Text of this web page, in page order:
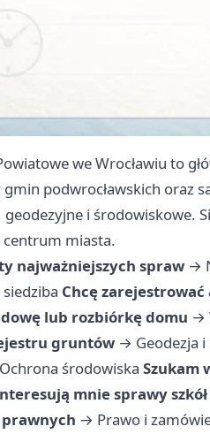
we Wrocławiu to
podwrocławskich oraz
i środowiskowe.
centrum miasta.
najważniejszych spraw →
Chcę
lub rozbiórkę domu →
gruntów → Geodezja
Ochrona środowiska Szukam
mnie sprawy
→ Prawo i